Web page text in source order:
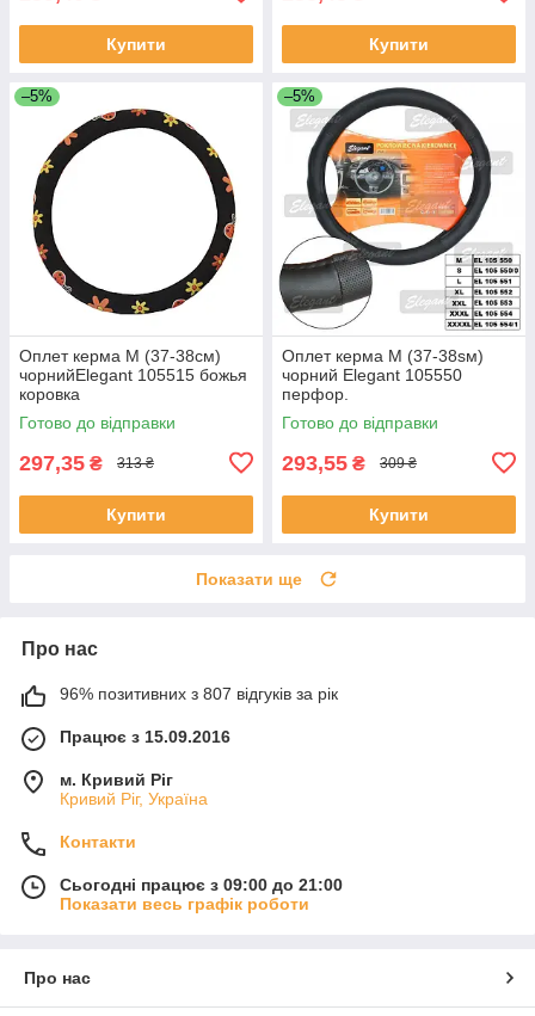
Купити Купити
–5%
Оплет керма M (37-38см)
чорнийElegant 105515 божья
коровка
Готово до відправки
297,35 ₴ 313 ₴
Купити
–5%
Оплет керма M (37-38sм)
чорний Elegant 105550
перфор.
Готово до відправки
293,55 ₴ 309 ₴
Купити
Показати ще
Про нас
96% позитивних з 807 відгуків за рік
Працює з 15.09.2016
м. Кривий Ріг
Кривий Ріг, Україна
Контакти
Сьогодні працює з 09:00 до 21:00
Показати весь графік роботи
Про нас